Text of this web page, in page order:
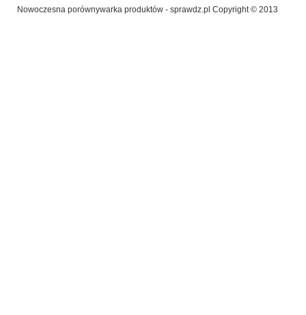
Nowoczesna porównywarka produktów - sprawdz.pl Copyright © 2013